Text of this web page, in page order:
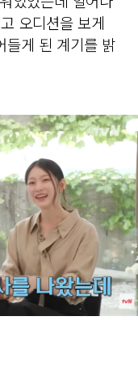
오디션을 보게
들게 된 계기를 밝